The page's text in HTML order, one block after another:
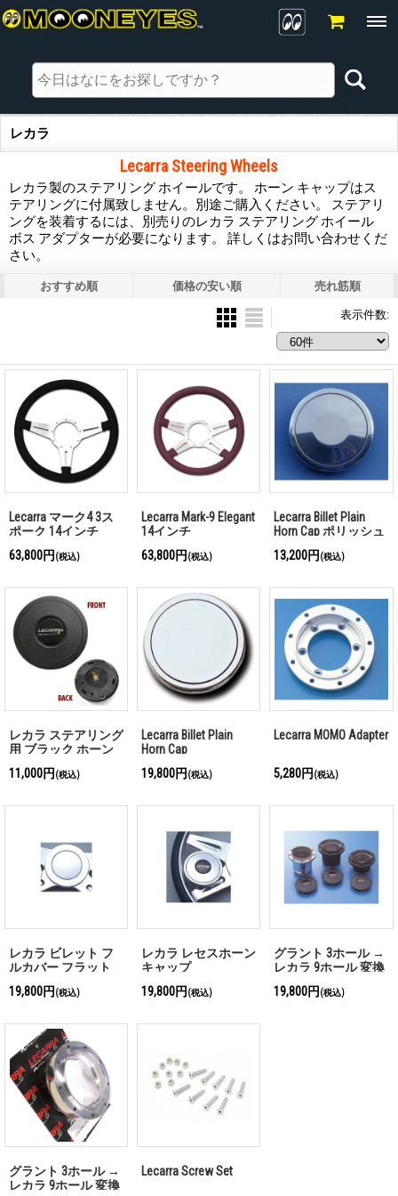
レカラ
Lecarra Steering Wheels
レカラ製のステアリング ホイールです。 ホーン キャップはス
テアリングに付属致しません。別途ご購入ください。 ステアリ
ングを装着するには、別売りのレカラ ステアリング ホイール
ボス アダプターが必要になります。 詳しくはお問い合わせくだ
さい。
おすすめ順 価格の安い順 売れ筋順
表示件数:
Lecarra マーク4 3ス
ポーク 14インチ
63,800円 (税込)
Lecarra Mark-9 Elegant
14インチ
63,800円 (税込)
Lecarra Billet Plain
Horn Cap ポリッシュ
13,200円 (税込)
レカラ ステアリング
用 ブラック ホーン
11,000円 (税込)
Lecarra Billet Plain
Horn Cap
19,800円 (税込)
Lecarra MOMO Adapter
5,280円 (税込)
レカラ ビレット フ
ルカバー フラット
ホーン キャップ
19,800円 (税込)
レカラ レセスホーン
キャップ
19,800円 (税込)
グラント 3ホール →
レカラ 9ホール 変換
ボス（ブラック）
19,800円 (税込)
グラント 3ホール →
レカラ 9ホール 変換
Lecarra Screw Set